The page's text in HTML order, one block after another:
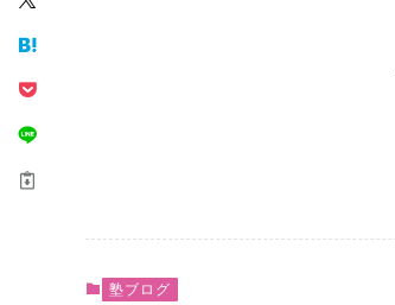
塾ブログ